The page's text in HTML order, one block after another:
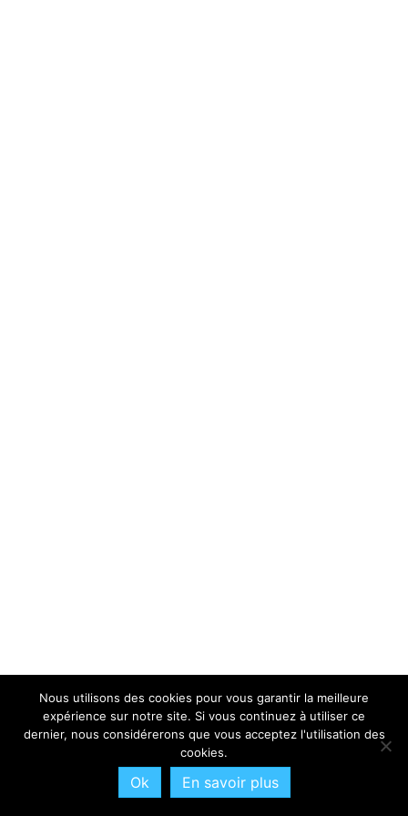
Nous utilisons des cookies pour vous garantir la meilleure
expérience sur notre site. Si vous continuez à utiliser ce
dernier, nous considérerons que vous acceptez l'utilisation des
cookies.
Ok En savoir plus